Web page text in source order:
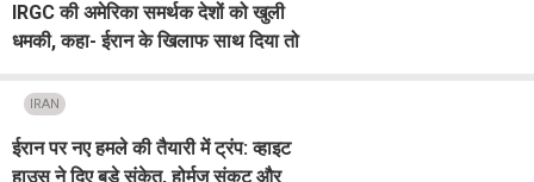
IRGC की अमेरिका समर्थक देशों को खुली
धमकी, कहा- ईरान के खिलाफ साथ दिया तो
IRAN
ईरान पर नए हमले की तैयारी में ट्रंप: व्हाइट
हाउस ने दिए बड़े संकेत, होर्मुज संकट और